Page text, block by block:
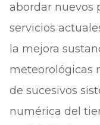
abordar nuevos
servicios
la mejora
meteorológicas
de sucesivos
numérica del